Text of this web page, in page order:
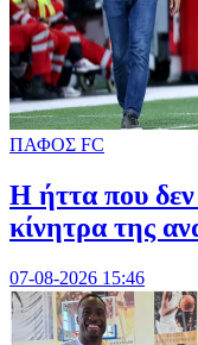
ΠΑΦΟΣ FC
Η ήττα που δεν
κίνητρα της
07-08-2026 15:46